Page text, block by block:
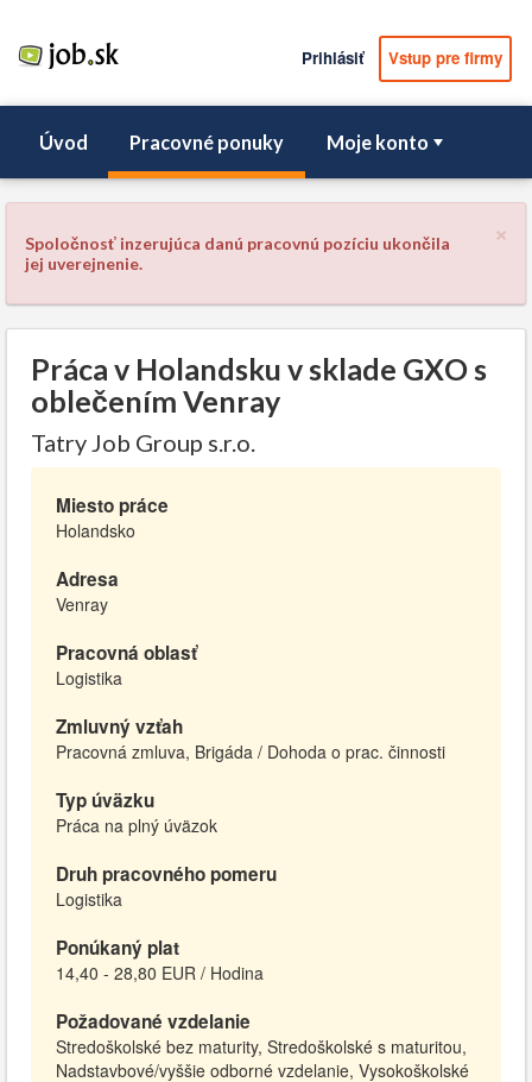
Prihlásiť Vstup pre firmy
Úvod Pracovné ponuky Moje konto
×
Spoločnosť inzerujúca danú pracovnú pozíciu ukončila
jej uverejnenie.
Práca v Holandsku v sklade GXO s
oblečením Venray
Tatry Job Group s.r.o.
Miesto práce
Holandsko
Adresa
Venray
Pracovná oblasť
Logistika
Zmluvný vzťah
Pracovná zmluva, Brigáda / Dohoda o prac. činnosti
Typ úväzku
Práca na plný úväzok
Druh pracovného pomeru
Logistika
Ponúkaný plat
14,40 - 28,80 EUR / Hodina
Požadované vzdelanie
Stredoškolské bez maturity, Stredoškolské s maturitou,
Nadstavbové/vyššie odborné vzdelanie, Vysokoškolské